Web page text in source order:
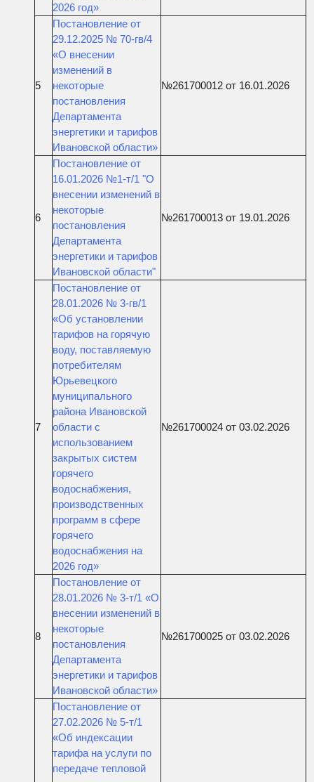
2026 год»
5
Постановление от
29.12.2025 № 70-гв/4
«О внесении
изменений в
некоторые
постановления
Департамента
энергетики и тарифов
Ивановской области»
№261700012 от 16.01.2026
6
Постановление от
16.01.2026 №1-т/1 "О
внесении изменений в
некоторые
постановления
Департамента
энергетики и тарифов
Ивановской области"
№261700013 от 19.01.2026
7
Постановление от
28.01.2026 № 3-гв/1
«Об установлении
тарифов на горячую
воду, поставляемую
потребителям
Юрьевецкого
муниципального
района Ивановской
области с
использованием
закрытых систем
горячего
водоснабжения,
производственных
программ в сфере
горячего
водоснабжения на
2026 год»
№261700024 от 03.02.2026
8
Постановление от
28.01.2026 № 3-т/1 «О
внесении изменений в
некоторые
постановления
Департамента
энергетики и тарифов
Ивановской области»
№261700025 от 03.02.2026
Постановление от
27.02.2026 № 5-т/1
«Об индексации
тарифа на услуги по
передаче тепловой